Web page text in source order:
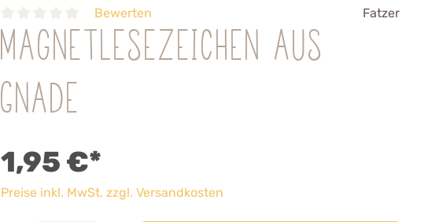
Bewerten Fatzer
Magnetlesezeichen aus
Gnade
1,95 €*
Preise inkl. MwSt. zzgl. Versandkosten